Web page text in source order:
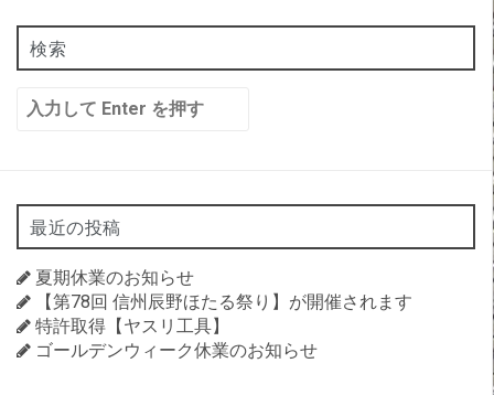
検索
検
索:
最近の投稿
夏期休業のお知らせ
【第78回 信州辰野ほたる祭り】が開催されます
特許取得【ヤスリ工具】
ゴールデンウィーク休業のお知らせ